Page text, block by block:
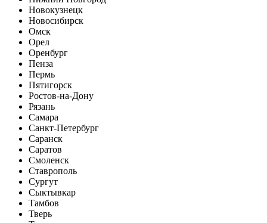
Новокузнецк
Новосибирск
Омск
Орел
Оренбург
Пенза
Пермь
Пятигорск
Ростов-на-Дону
Рязань
Самара
Санкт-Петербург
Саранск
Саратов
Смоленск
Ставрополь
Сургут
Сыктывкар
Тамбов
Тверь